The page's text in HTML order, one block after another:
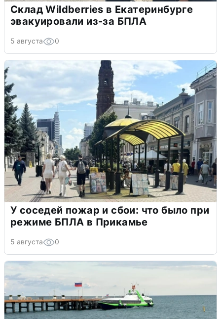
Склад Wildberries в Екатеринбурге
эвакуировали из-за БПЛА
5 августа 0
У соседей пожар и сбои: что было при
режиме БПЛА в Прикамье
5 августа 0